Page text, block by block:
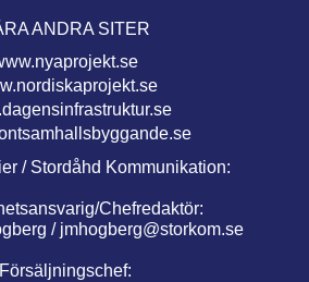
ANDRA SITER
/ Stordåhd Kommunikation:
Chefredaktör:
/ jmhogberg@storkom.se
Försäljningschef: